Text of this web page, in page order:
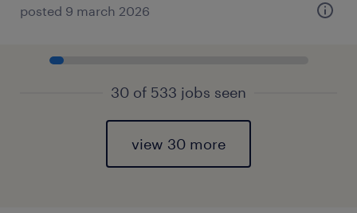
posted 9 march 2026
30 of 533 jobs seen
view 30 more